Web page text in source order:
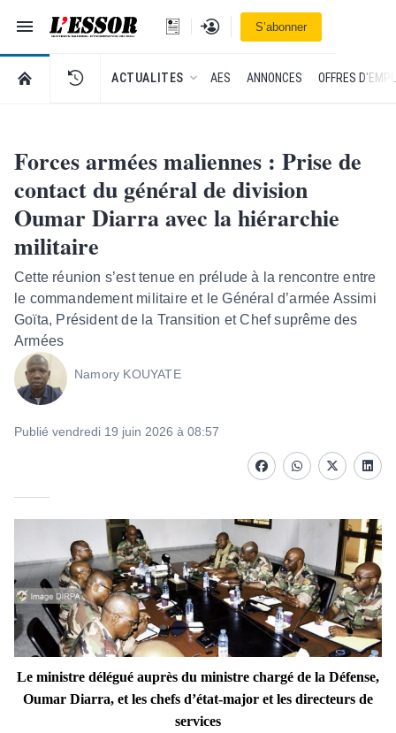
Navigation
L'Essor - retour à la une
Se connecterS’abonner
RETOUR À LA PAGE D’ACCUEIL DE L'ESSOR
ACTUALITES AES ANNONCES OFFRES
Forces armées maliennes : Prise de
contact du général de division
Oumar Diarra avec la hiérarchie
militaire
Cette réunion s’est tenue en prélude à la rencontre entre
le commandement militaire et le Général d’armée Assimi
Goïta, Président de la Transition et Chef suprême des
Armées
Namory KOUYATE
Publié vendredi 19 juin 2026 à 08:57
FacebookwhatsappTwitter
Le ministre délégué auprès du ministre chargé de la Défense,
Oumar Diarra, et les chefs d’état-major et les directeurs de
services